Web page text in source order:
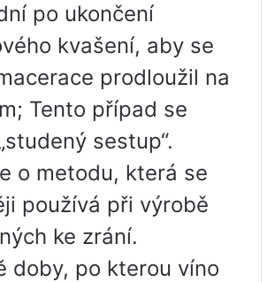
po ukončení
kvašení, aby se
prodloužil na
Tento případ se
sestup“.
o metodu, která se
používá při výrobě
ke zrání.
doby, po kterou víno